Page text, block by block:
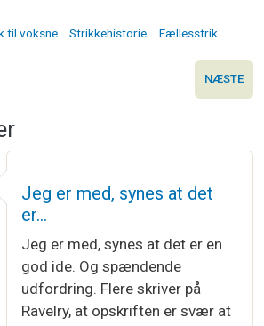
til voksne Strikkehistorie Fællesstrik
NÆSTE
Jeg er med, synes at det
er…
Jeg er med, synes at det er en
god ide. Og spændende
udfordring. Flere skriver på
Ravelry, at opskriften er svær at